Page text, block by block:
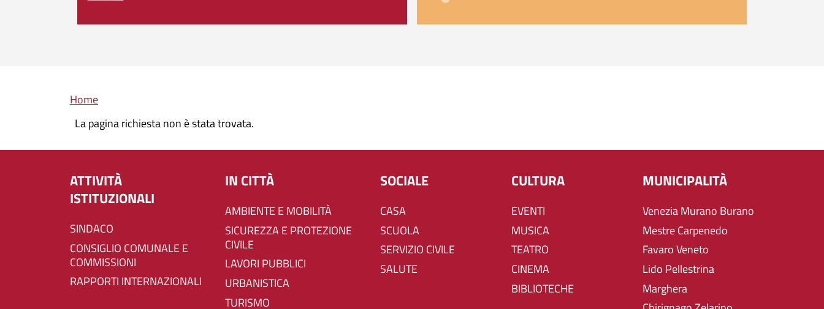
Briciole di pane
Home
La pagina richiesta non è stata trovata.
ATTIVITÀ
ISTITUZIONALI
SINDACO
CONSIGLIO COMUNALE E
COMMISSIONI
RAPPORTI INTERNAZIONALI
IN CITTÀ
AMBIENTE E MOBILITÀ
SICUREZZA E PROTEZIONE
CIVILE
LAVORI PUBBLICI
URBANISTICA
TURISMO
SOCIALE
CASA
SCUOLA
SERVIZIO CIVILE
SALUTE
CULTURA
EVENTI
MUSICA
TEATRO
CINEMA
BIBLIOTECHE
MUNICIPALITÀ
Venezia Murano Burano
Mestre Carpenedo
Favaro Veneto
Lido Pellestrina
Marghera